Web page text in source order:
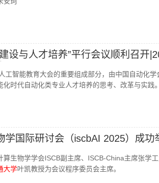
设与人才培养”平行会议顺利召开
工智能教育大会的重要组成部分，由中国自动化
时代自动化类专业人才培养的思考、改革与实践。
学国际研讨会（iscbAI 2025）成功
生物学学会ISCB副主席、ISCB-China主席张学工
大学叶凯教授为会议程序委员会主席。